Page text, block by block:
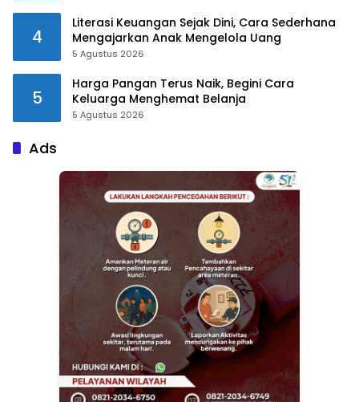
4
Literasi Keuangan Sejak Dini, Cara Sederhana
Mengajarkan Anak Mengelola Uang
5 Agustus 2026
5
Harga Pangan Terus Naik, Begini Cara
Keluarga Menghemat Belanja
5 Agustus 2026
Ads